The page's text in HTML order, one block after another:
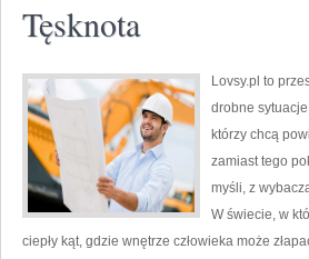
Tęsknota
Lovsy.pl to
drobne
którzy chcą
zamiast tego
myśli, z
W świecie, w
ciepły kąt, gdzie wnętrze człowieka może